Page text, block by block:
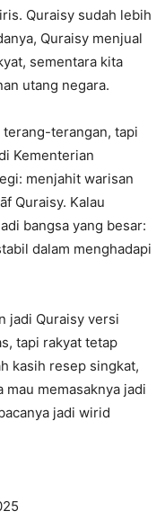
Quraisy sudah lebih
Quraisy menjual
sementara kita
utang negara.
terangan, tapi
Kementerian
menjahit warisan
Quraisy. Kalau
bangsa yang besar:
dalam menghadapi
jadi Quraisy versi
tapi rakyat tetap
kasih resep singkat,
mau memasaknya jadi
jadi wirid